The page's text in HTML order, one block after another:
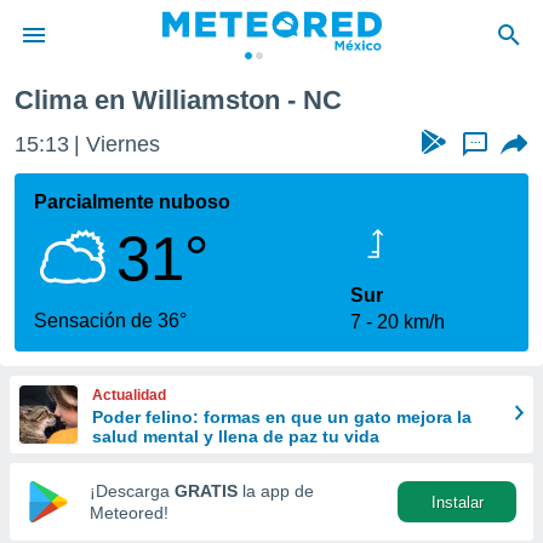
de
ha sido
que se
calidad.
a este
las
y
forma
digital
basada
Clima en Williamston - NC
15:13 Viernes ...
Parcialmente nuboso
31°
Sensación de 36°
Sur
7
20 km/h
Actualidad
Poder felino: formas en que un gato mejora la
salud mental y llena de paz tu vida
¡Descarga GRATIS la app de
Meteored!
Instalar